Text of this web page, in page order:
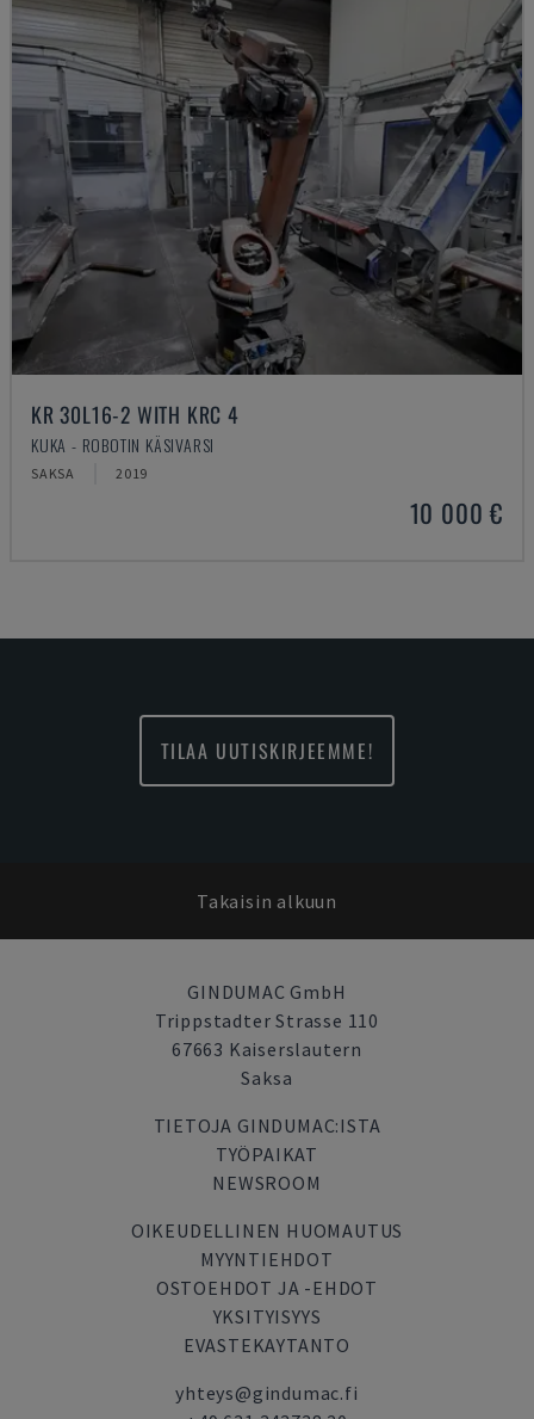
KR 30L16-2 WITH KRC 4
KUKA - ROBOTIN KÄSIVARSI
SAKSA 2019
10 000 €
TILAA UUTISKIRJEEMME!
Takaisin alkuun
GINDUMAC GmbH
Trippstadter Strasse 110
67663 Kaiserslautern
Saksa
TIETOJA GINDUMAC:ISTA
TYÖPAIKAT
NEWSROOM
OIKEUDELLINEN HUOMAUTUS
MYYNTIEHDOT
OSTOEHDOT JA -EHDOT
YKSITYISYYS
EVASTEKAYTANTO
yhteys@gindumac.fi